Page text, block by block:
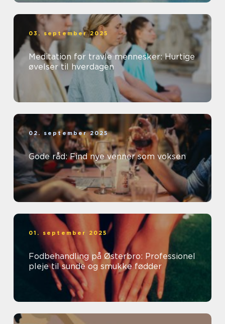
03. september 2025
Meditation for travle mennesker: Hurtige
øvelser til hverdagen
02. september 2025
Gode råd: Find nye venner som voksen
01. september 2025
Fodbehandling på Østerbro: Professionel
pleje til sunde og smukke fødder